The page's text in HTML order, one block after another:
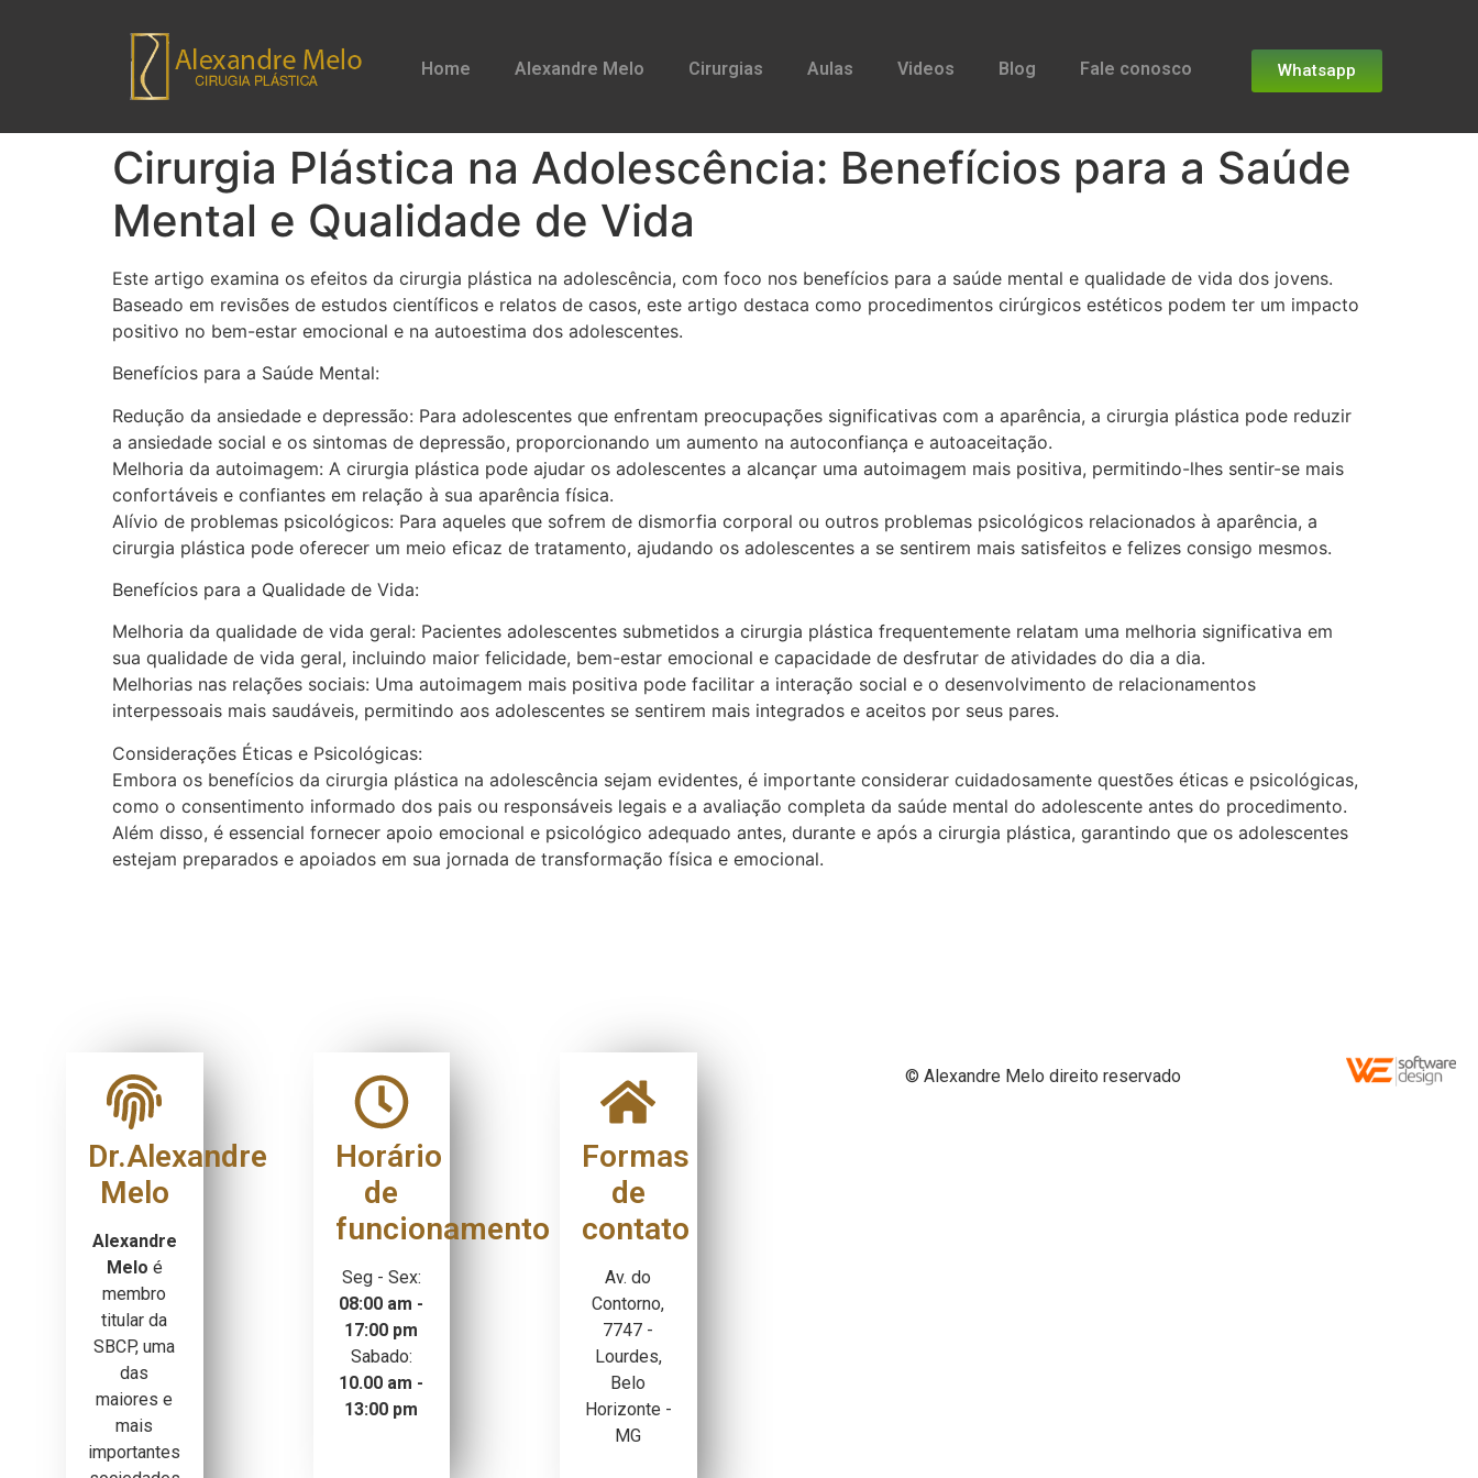
Home Alexandre Melo Cirurgias Aulas Videos Blog Fale conosco Whatsapp
Cirurgia Plástica na Adolescência: Benefícios para a Saúde
Mental e Qualidade de Vida
Este artigo examina os efeitos da cirurgia plástica na adolescência, com foco nos benefícios para a saúde mental e qualidade de vida dos jovens.
Baseado em revisões de estudos científicos e relatos de casos, este artigo destaca como procedimentos cirúrgicos estéticos podem ter um impacto
positivo no bem-estar emocional e na autoestima dos adolescentes.
Benefícios para a Saúde Mental:
Redução da ansiedade e depressão: Para adolescentes que enfrentam preocupações significativas com a aparência, a cirurgia plástica pode reduzir
a ansiedade social e os sintomas de depressão, proporcionando um aumento na autoconfiança e autoaceitação.
Melhoria da autoimagem: A cirurgia plástica pode ajudar os adolescentes a alcançar uma autoimagem mais positiva, permitindo-lhes sentir-se mais
confortáveis e confiantes em relação à sua aparência física.
Alívio de problemas psicológicos: Para aqueles que sofrem de dismorfia corporal ou outros problemas psicológicos relacionados à aparência, a
cirurgia plástica pode oferecer um meio eficaz de tratamento, ajudando os adolescentes a se sentirem mais satisfeitos e felizes consigo mesmos.
Benefícios para a Qualidade de Vida:
Melhoria da qualidade de vida geral: Pacientes adolescentes submetidos a cirurgia plástica frequentemente relatam uma melhoria significativa em
sua qualidade de vida geral, incluindo maior felicidade, bem-estar emocional e capacidade de desfrutar de atividades do dia a dia.
Melhorias nas relações sociais: Uma autoimagem mais positiva pode facilitar a interação social e o desenvolvimento de relacionamentos
interpessoais mais saudáveis, permitindo aos adolescentes se sentirem mais integrados e aceitos por seus pares.
Considerações Éticas e Psicológicas:
Embora os benefícios da cirurgia plástica na adolescência sejam evidentes, é importante considerar cuidadosamente questões éticas e psicológicas,
como o consentimento informado dos pais ou responsáveis legais e a avaliação completa da saúde mental do adolescente antes do procedimento.
Além disso, é essencial fornecer apoio emocional e psicológico adequado antes, durante e após a cirurgia plástica, garantindo que os adolescentes
estejam preparados e apoiados em sua jornada de transformação física e emocional.
Dr.Alexandre
Melo
Alexandre
Melo é
membro
titular da
SBCP, uma
das
maiores e
mais
importantes
Horário
de
funcionamento
Seg - Sex:
08:00 am -
17:00 pm
Sabado:
10.00 am -
13:00 pm
Formas
de
contato
Av. do
Contorno,
7747 -
Lourdes,
Belo
Horizonte -
MG
© Alexandre Melo direito reservado